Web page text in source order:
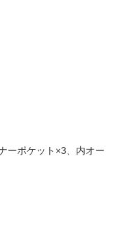
ーポケット×3、内オー